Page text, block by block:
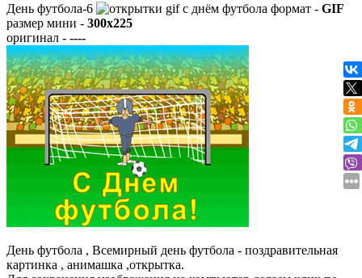
День футбола-6
формат - GIF
размер мини - 300x225
оригинал - ----
День футбола , Всемирный день футбола - поздравительная
картинка , анимашка ,открытка.